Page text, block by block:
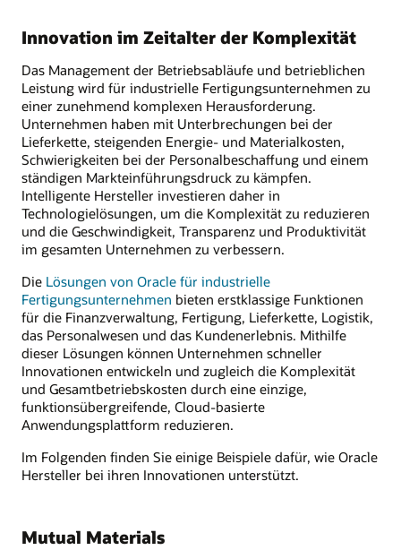
Innovation im Zeitalter der Komplexität
Das Management der Betriebsabläufe und betrieblichen
Leistung wird für industrielle Fertigungsunternehmen zu
einer zunehmend komplexen Herausforderung.
Unternehmen haben mit Unterbrechungen bei der
Lieferkette, steigenden Energie- und Materialkosten,
Schwierigkeiten bei der Personalbeschaffung und einem
ständigen Markteinführungsdruck zu kämpfen.
Intelligente Hersteller investieren daher in
Technologielösungen, um die Komplexität zu reduzieren
und die Geschwindigkeit, Transparenz und Produktivität
im gesamten Unternehmen zu verbessern.
Die Lösungen von Oracle für industrielle
Fertigungsunternehmen bieten erstklassige Funktionen
für die Finanzverwaltung, Fertigung, Lieferkette, Logistik,
das Personalwesen und das Kundenerlebnis. Mithilfe
dieser Lösungen können Unternehmen schneller
Innovationen entwickeln und zugleich die Komplexität
und Gesamtbetriebskosten durch eine einzige,
funktionsübergreifende, Cloud-basierte
Anwendungsplattform reduzieren.
Im Folgenden finden Sie einige Beispiele dafür, wie Oracle
Hersteller bei ihren Innovationen unterstützt.
Mutual Materials